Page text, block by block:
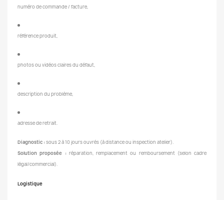
numéro de commande / facture,
référence produit,
photos ou vidéos claires du défaut,
description du problème,
adresse de retrait.
Diagnostic :sous 2 à 10 jours ouvrés (à distance ou inspection atelier).
Solution proposée :réparation, remplacement ou remboursement (selon cadre
légal/commercial).
Logistique